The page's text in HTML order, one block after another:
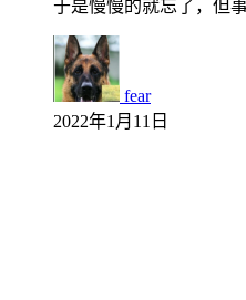
于是慢慢的就忘了，但
fear
2022年1月11日